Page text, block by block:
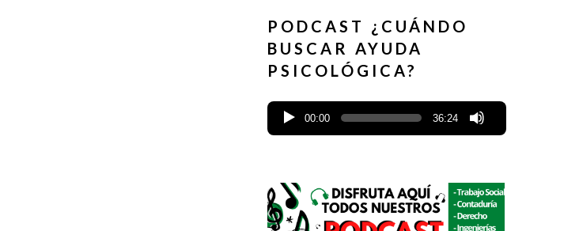
PODCAST ¿CUÁNDO
BUSCAR AYUDA
PSICOLÓGICA?
00:00 36:24